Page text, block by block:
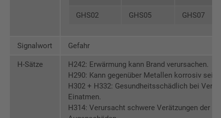
GHS02 GHS05 GHS07
Signalwort Gefahr
H-Sätze
H242: Erwärmung kann Brand verursachen.
H290: Kann gegenüber Metallen korrosiv sein.
H302 + H332: Gesundheitsschädlich bei
Einatmen.
H314: Verursacht schwere Verätzungen der